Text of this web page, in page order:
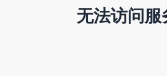
无法访问服